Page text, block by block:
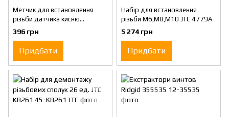
Метчик для встановлення
різьби датчика кисню
М18х1,5 JTC 4723
396 грн
Придбати
Набір для встановлення
різьби М6,М8,М10 JTC 4779A
5 274 грн
Придбати